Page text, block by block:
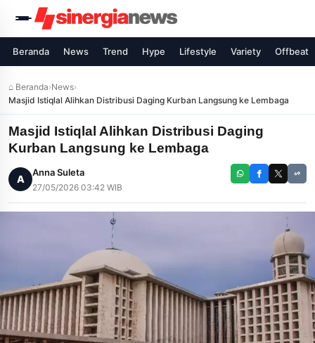
Beranda News Trend Hype Lifestyle Variety Offbeat
⌂ Beranda›News›
Masjid Istiqlal Alihkan Distribusi Daging Kurban Langsung ke Lembaga
Masjid Istiqlal Alihkan Distribusi Daging
Kurban Langsung ke Lembaga
A
Anna Suleta
27/05/2026 03:42 WIB